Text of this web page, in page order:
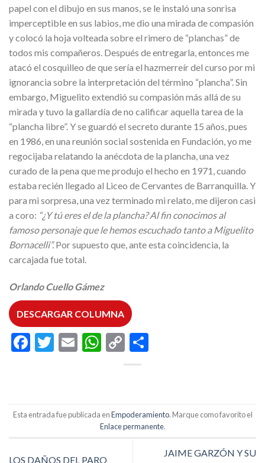
papel con el dibujo en sus manos, se le instaló una sonrisa
imperceptible en sus labios, me dio una mirada de compasión
y colocó la hoja volteada sobre el rimero de “planchas” de
todos mis compañeros. Después de entregarla, entonces me
atacó el cosquilleo de que sería el hazmerreír del curso por mi
ignorancia sobre la interpretación del término “plancha”. Sin
embargo, Miguelito extendió su compasión más allá de su
mirada y tuvo la gallardía de no calificar aquella tarea de la
“plancha libre”. Y se guardó el secreto durante 15 años, pues
en 1986, en una reunión social sostenida en Fundación, yo me
regocijaba relatando la anécdota de la plancha, una vez
curado de la pena que me produjo el hecho en 1971, cuando
estaba recién llegado al Liceo de Cervantes de Barranquilla. Y
para mi sorpresa, una vez terminado mi relato, me dijeron casi
a coro: “¿Y tú eres el de la plancha? Al fin conocimos al
famoso personaje que le hemos escuchado tanto a Miguelito
Bornacelli”.Por supuesto que, ante esta coincidencia, la
carcajada fue total.
Orlando Cuello Gámez
DESCARGAR COLUMNA
Facebook
Twitter
EmailWhatsApp
Copy
Link
Esta entrada fue publicada enEmpoderamiento. Marque como favorito el
Enlace permanente.
LOS DAÑOS DEL PARO
JAIME GARZÓN Y SU